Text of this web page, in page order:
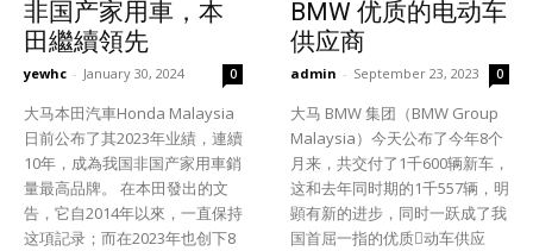
非国产家用車，本
田繼續領先
yewhc - January 30, 2024 0
大马本田汽車Honda Malaysia
日前公布了其2023年业績，連續
10年，成為我国非国产家用車銷
量最高品牌。 在本田發出的文
告，它自2014年以來，一直保持
这項記录；而在2023年也创下8
BMW 优质的电动车
供应商
admin - September 23, 2023 0
大马 BMW 集团（BMW Group
Malaysia）今天公布了今年8个
月来，共交付了1千600辆新车，
这和去年同时期的1千557辆，明
顕有新的进步，同时一跃成了我
国首屈一指的优质𩰫动车供应